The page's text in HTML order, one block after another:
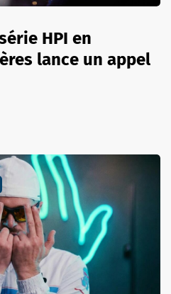
HPI en
lance un appel